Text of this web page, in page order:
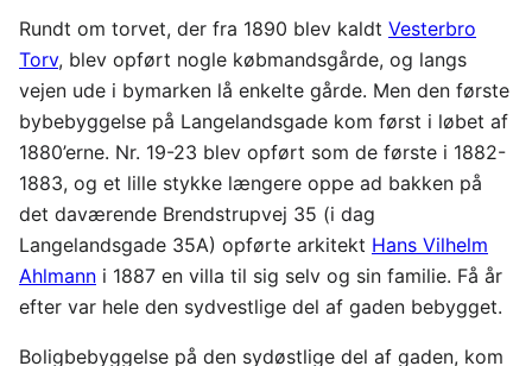
Rundt om torvet, der fra 1890 blev kaldt Vesterbro
Torv, blev opført nogle købmandsgårde, og langs
vejen ude i bymarken lå enkelte gårde. Men den første
bybebyggelse på Langelandsgade kom først i løbet af
1880’erne. Nr. 19-23 blev opført som de første i 1882-
1883, og et lille stykke længere oppe ad bakken på
det daværende Brendstrupvej 35 (i dag
Langelandsgade 35A) opførte arkitekt Hans Vilhelm
Ahlmann i 1887 en villa til sig selv og sin familie. Få år
efter var hele den sydvestlige del af gaden bebygget.
Boligbebyggelse på den sydøstlige del af gaden, kom